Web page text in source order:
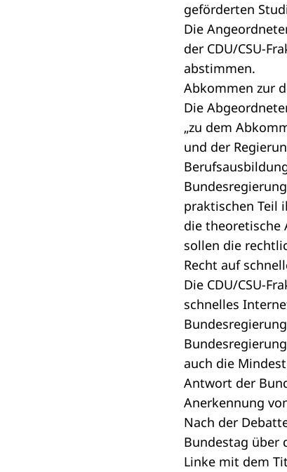
geförderten
Die
der CDU/CSU-
abstimmen.
Abkommen zur
Die
„zu dem
und der
praktischen Teil
die theoretische
sollen die
Recht auf
Die CDU/CSU-
schnelles
auch die
Antwort der
Anerkennung
Nach der
Bundestag über
Linke mit dem